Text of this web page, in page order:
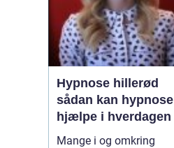
Hypnose hillerød
sådan kan hypnose
hjælpe i hverdagen
Mange i og omkring